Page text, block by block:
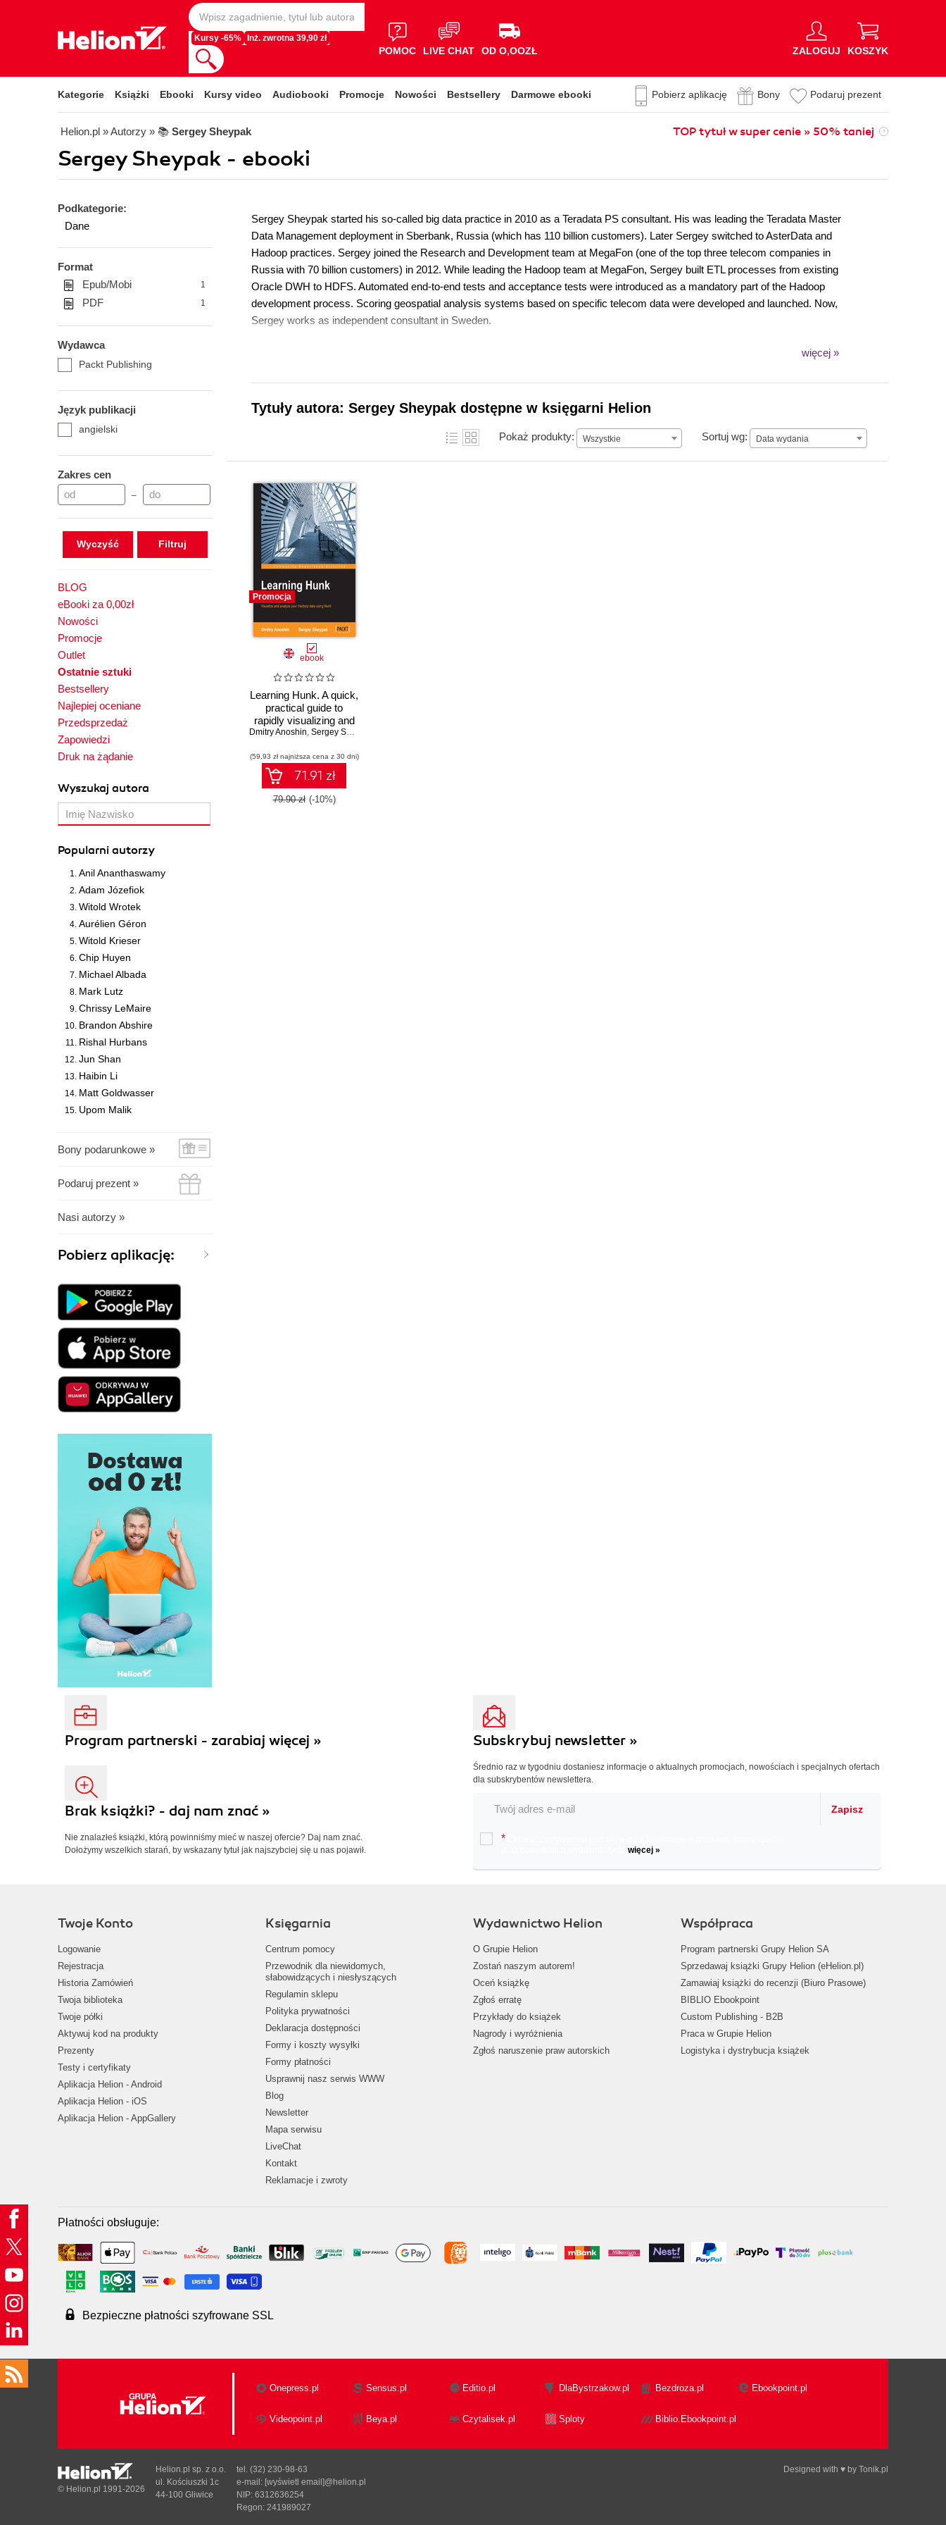
Kursy -65% Inż. zwrotna 39,90 zł
POMOC LIVE CHAT OD O,OOZŁ ZALOGUJ KOSZYK
Kategorie Książki Ebooki Kursy video Audiobooki Promocje Nowości Bestsellery Darmowe ebooki Pobierz aplikację Bony Podaruj prezent
Helion.pl » Autorzy » 📚 Sergey Sheypak TOP tytuł w super cenie » 50% taniej
Sergey Sheypak - ebooki
Podkategorie:
Dane
Format
Epub/Mobi
1
PDF 1
Wydawca
Packt Publishing
Język publikacji
angielski
Zakres cen
–
Wyczyść
BLOG
eBooki za 0,00zł
Nowości
Promocje
Outlet
Ostatnie sztuki
Bestsellery
Najlepiej oceniane
Przedsprzedaż
Zapowiedzi
Druk na żądanie
Wyszukaj autora
Popularni autorzy
Anil Ananthaswamy
Adam Józefiok
Witold Wrotek
Aurélien Géron
Witold Krieser
Chip Huyen
Michael Albada
Mark Lutz
Chrissy LeMaire
Brandon Abshire
Rishal Hurbans
Jun Shan
Haibin Li
Matt Goldwasser
Upom Malik
Bony podarunkowe »
Podaruj prezent »
Nasi autorzy »
Pobierz aplikację:
Sergey Sheypak started his so-called big data practice in 2010 as a Teradata PS consultant. His was leading the Teradata Master
Data Management deployment in Sberbank, Russia (which has 110 billion customers). Later Sergey switched to AsterData and
Hadoop practices. Sergey joined the Research and Development team at MegaFon (one of the top three telecom companies in
Russia with 70 billion customers) in 2012. While leading the Hadoop team at MegaFon, Sergey built ETL processes from existing
Oracle DWH to HDFS. Automated end-to-end tests and acceptance tests were introduced as a mandatory part of the Hadoop
development process. Scoring geospatial analysis systems based on specific telecom data were developed and launched. Now,
Sergey works as independent consultant in Sweden.
więcej »
Tytuły autora: Sergey Sheypak dostępne w księgarni Helion
Pokaż produkty: Wszystkie Sortuj wg: Data wydania
Data wydania
Promocja
ebook
Learning Hunk. A quick,
practical guide to
rapidly visualizing and
analyzing your Hadoop
Dmitry Anoshin, Sergey Sheypak
(59,93 zł najniższa cena z 30 dni)
71.91 zł
79.90 zł (-10%)
Program partnerski - zarabiaj więcej »
Brak książki? - daj nam znać »
Nie znalazłeś książki, którą powinniśmy mieć w naszej ofercie? Daj nam znać.
Dołożymy wszelkich starań, by wskazany tytuł jak najszybciej się u nas pojawił.
Subskrybuj newsletter »
Średnio raz w tygodniu dostaniesz informacje o aktualnych promocjach, nowościach i specjalnych ofertach
dla subskrybentów newslettera.
Zapisz
*
więcej »
Twoje Konto
Logowanie
Rejestracja
Historia Zamówień
Twoja biblioteka
Twoje półki
Aktywuj kod na produkty
Prezenty
Testy i certyfikaty
Aplikacja Helion - Android
Aplikacja Helion - iOS
Aplikacja Helion - AppGallery
Księgarnia
Centrum pomocy
Przewodnik dla niewidomych,
słabowidzących i niesłyszących
Regulamin sklepu
Polityka prywatności
Deklaracja dostępności
Formy i koszty wysyłki
Formy płatności
Usprawnij nasz serwis WWW
Blog
Newsletter
Mapa serwisu
LiveChat
Kontakt
Reklamacje i zwroty
Wydawnictwo Helion
O Grupie Helion
Zostań naszym autorem!
Oceń książkę
Zgłoś erratę
Przykłady do książek
Nagrody i wyróżnienia
Zgłoś naruszenie praw autorskich
Współpraca
Program partnerski Grupy Helion SA
Sprzedawaj książki Grupy Helion (eHelion.pl)
Zamawiaj książki do recenzji (Biuro Prasowe)
BIBLIO Ebookpoint
Custom Publishing - B2B
Praca w Grupie Helion
Logistyka i dystrybucja książek
Płatności obsługuje:
Bezpieczne płatności szyfrowane SSL
Onepress.pl Sensus.pl Editio.pl DlaBystrzakow.pl Bezdroza.pl Ebookpoint.pl
Videopoint.pl Beya.pl Czytalisek.pl Sploty Biblio.Ebookpoint.pl
Designed with ♥ by Tonik.pl
© Helion.pl 1991-2026
Helion.pl sp. z o.o.
ul. Kościuszki 1c
44-100 Gliwice
tel. (32) 230-98-63
e-mail: [wyświetl email]@helion.pl
NIP: 6312636254
Regon: 241989027